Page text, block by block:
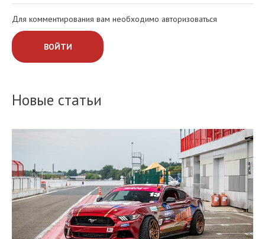
Для комментирования вам необходимо авторизоваться
ВОЙТИ
Новые статьи